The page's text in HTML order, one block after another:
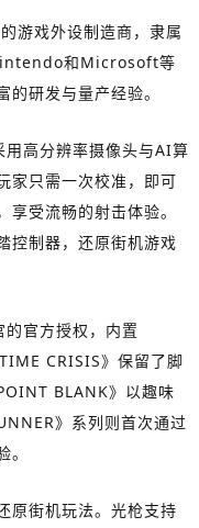
游戏外设制造商，隶属
和Microsoft等
研发与量产经验。
用高分辨率摄像头与AI算
家只需一次校准，即可
受流畅的射击体验。
控制器，还原街机游戏
的官方授权，内置
CRISIS》保留了脚
BLANK》以趣味
》系列则首次通过
原街机玩法。光枪支持